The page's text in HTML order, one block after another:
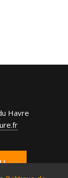
Havre